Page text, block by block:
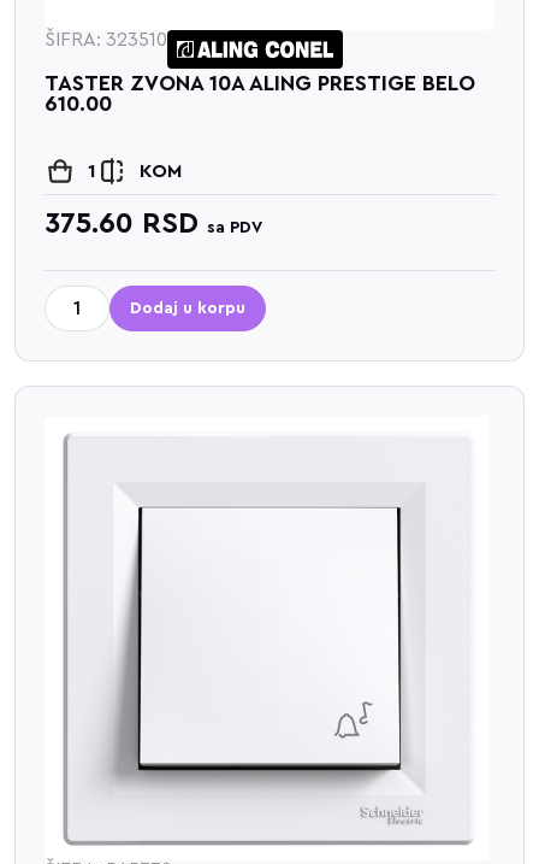
ŠIFRA: 323510
TASTER ZVONA 10A ALING PRESTIGE BELO
610.00
1 KOM
375.60 RSD sa PDV
Dodaj u korpu